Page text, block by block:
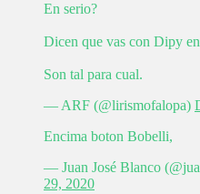
En serio?
Dicen que vas con Dipy
Son tal para cual.
— ARF (@lirismofalopa)
Encima boton Bobelli,
— Juan José Blanco
29, 2020